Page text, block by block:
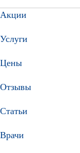
Акции
Услуги
Цены
Отзывы
Статьи
Врачи